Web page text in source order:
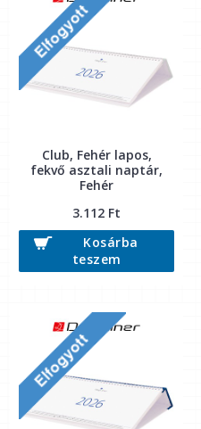
Club, Fehér lapos,
fekvő asztali naptár,
Fehér
3.112 Ft
Kosárba
teszem